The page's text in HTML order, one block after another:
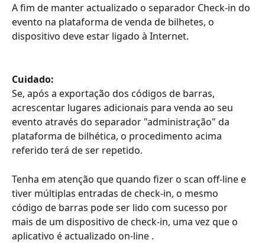
A fim de manter actualizado o separador Check-in do
evento na plataforma de venda de bilhetes, o
dispositivo deve estar ligado à Internet.
Cuidado:
Se, após a exportação dos códigos de barras,
acrescentar lugares adicionais para venda ao seu
evento através do separador "administração" da
plataforma de bilhética, o procedimento acima
referido terá de ser repetido.
Tenha em atenção que quando fizer o scan off-line e
tiver múltiplas entradas de check-in, o mesmo
código de barras pode ser lido com sucesso por
mais de um dispositivo de check-in, uma vez que o
aplicativo é actualizado on-line .